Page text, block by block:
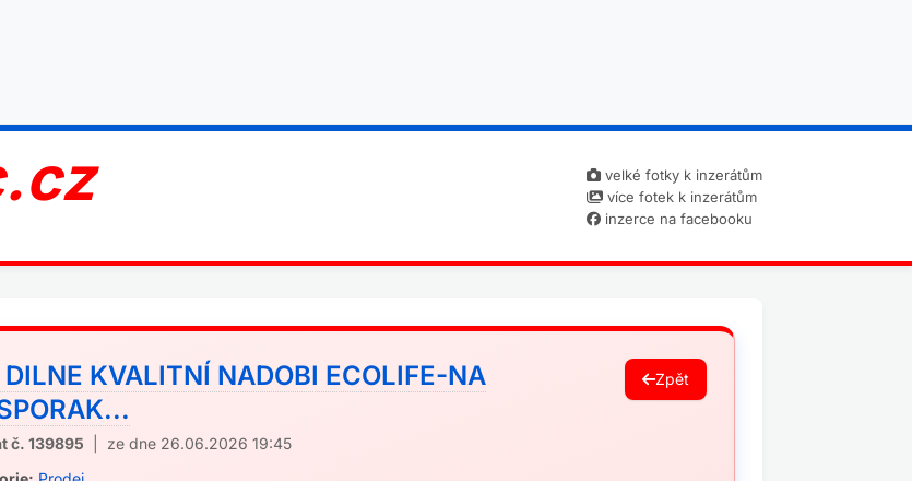
velké fotky k inzerátům
více fotek k inzerátům
inzerce na facebooku
KVALITNÍ NADOBI ECOLIFE-NA
č. 139895 | ze dne 26.06.2026 19:45
Zpět